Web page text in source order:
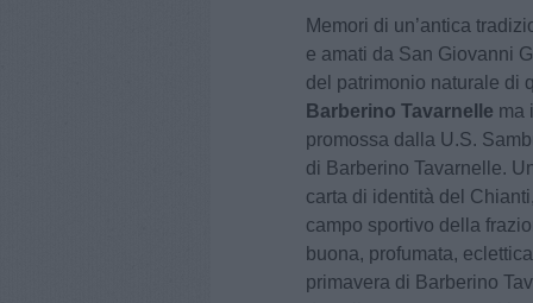
Memori di un’antica
e amati da San Giovanni
del patrimonio naturale di
Barberino Tavarnelle ma
promossa dalla U.S.
di Barberino Tavarnelle.
carta di identità del
campo sportivo della
buona, profumata,
primavera di Barberino